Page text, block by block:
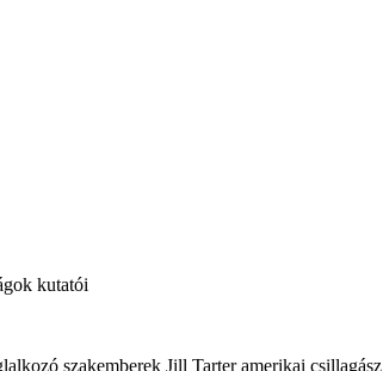
kutatói
szakemberek Jill Tarter amerikai